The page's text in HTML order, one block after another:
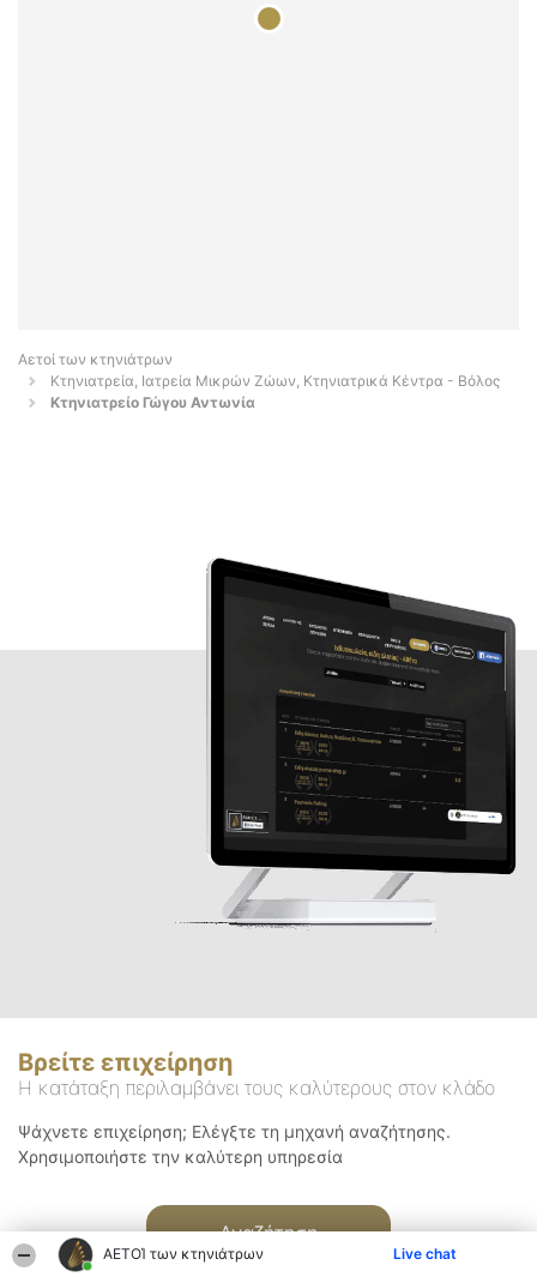
ΑΕΤΟΊ των κτηνιάτρων Live chat
Αετοί των κτηνιάτρων
Κτηνιατρεία, Ιατρεία Μικρών Ζώων, Κτηνιατρικά Κέντρα - Βόλος
Κτηνιατρείο Γώγου Αντωνία
Βρείτε επιχείρηση
Η κατάταξη περιλαμβάνει τους καλύτερους στον κλάδο
Ψάχνετε επιχείρηση; Ελέγξτε τη μηχανή αναζήτησης.
Χρησιμοποιήστε την καλύτερη υπηρεσία
Αναζήτηση